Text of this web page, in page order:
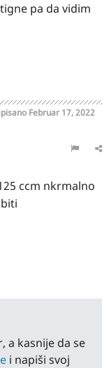
pa da vidim
Februar 17, 2022
ccm nkrmalno
a kasnije da se
i napiši svoj